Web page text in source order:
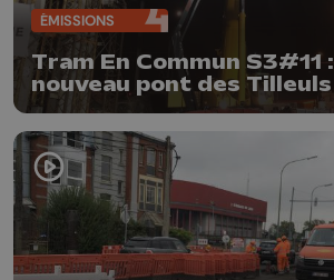
ÉMISSIONS
Tram En Commun S3#11 : un tout
nouveau pont des Tilleuls